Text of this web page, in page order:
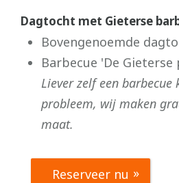
Dagtocht met Gieterse
Bovengenoemde
Barbecue 'De
Liever zelf een barbecue
probleem, wij maken
maat.
Reserveer nu